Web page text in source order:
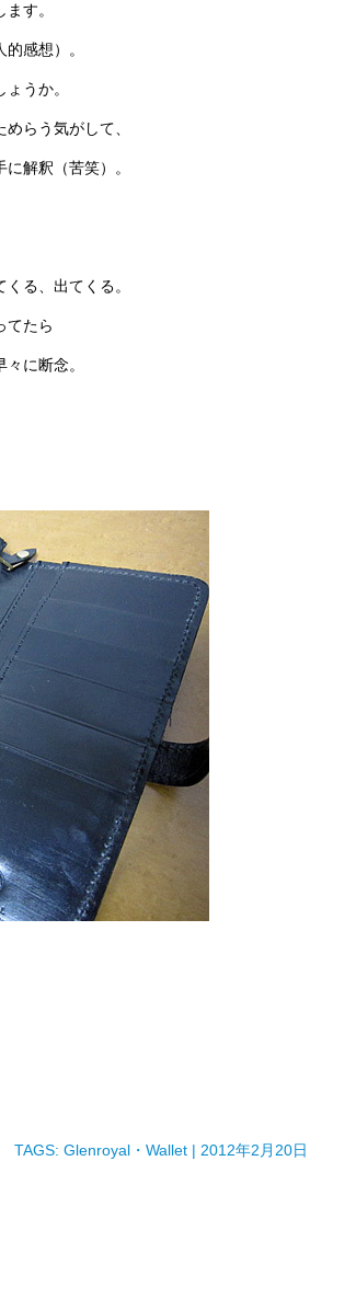
す。
感想）。
うか。
らう気がして、
解釈（苦笑）。
る、出てくる。
てたら
に断念。
TAGS: Glenroyal ・ Wallet | 2012年2月20日